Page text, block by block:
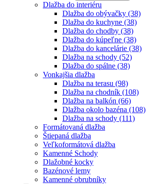
Dlažba do interiéru
Dlažba do obývačky (38)
Dlažba do kuchyne (38)
Dlažba do chodby (38)
Dlažba do kúpeľne (38)
Dlažba do kancelárie (38)
Dlažba na schody (52)
Dlažba do spálne (38)
Vonkajšia dlažba
Dlažba na terasu (98)
Dlažba na chodník (108)
Dlažba na balkón (66)
Dlažba okolo bazéna (108)
Dlažba na schody (111)
Formátovaná dlažba
Štiepaná dlažba
Veľkoformátová dlažba
Kamenné Schody
Dlažobné kocky
Bazénové lemy
Kamenné obrubníky